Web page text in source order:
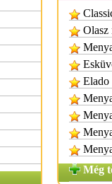
Olasz
Elado
Még